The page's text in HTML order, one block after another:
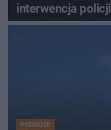
interwencja policji
PODRÓŻE